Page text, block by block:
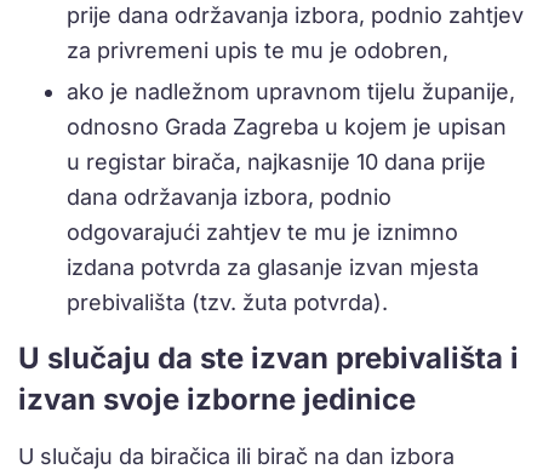
prije dana održavanja izbora, podnio zahtjev
za privremeni upis te mu je odobren,
ako je nadležnom upravnom tijelu županije,
odnosno Grada Zagreba u kojem je upisan
u registar birača, najkasnije 10 dana prije
dana održavanja izbora, podnio
odgovarajući zahtjev te mu je iznimno
izdana potvrda za glasanje izvan mjesta
prebivališta (tzv. žuta potvrda).
U slučaju da ste izvan prebivališta i
izvan svoje izborne jedinice
U slučaju da biračica ili birač na dan izbora